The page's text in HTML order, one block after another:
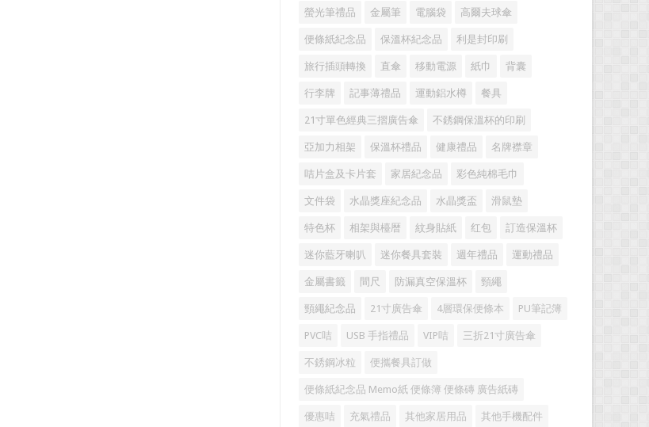
螢光筆禮品 金屬筆 電腦袋 高爾夫球傘
便條紙紀念品 保溫杯紀念品 利是封印刷
旅行插頭轉換 直傘 移動電源 紙巾 背囊
行李牌 記事薄禮品 運動鋁水樽 餐具
21寸單色經典三摺廣告傘 不銹鋼保溫杯的印刷
亞加力相架 保溫杯禮品 健康禮品 名牌襟章
咭片盒及卡片套 家居紀念品 彩色純棉毛巾
文件袋 水晶獎座紀念品 水晶獎盃 滑鼠墊
特色杯 相架與檯暦 紋身貼紙 红包 訂造保溫杯
迷你藍牙喇叭 迷你餐具套裝 週年禮品 運動禮品
金屬書籤 間尺 防漏真空保溫杯 頸繩
頸繩紀念品 21寸廣告傘 4層環保便條本 PU筆記簿
PVC咭 USB 手指禮品 VIP咭 三折21寸廣告傘
不銹鋼冰粒 便攜餐具訂做
便條紙紀念品 Memo紙 便條簿 便條磚 廣告紙磚
優惠咭 充氣禮品 其他家居用品 其他手機配件